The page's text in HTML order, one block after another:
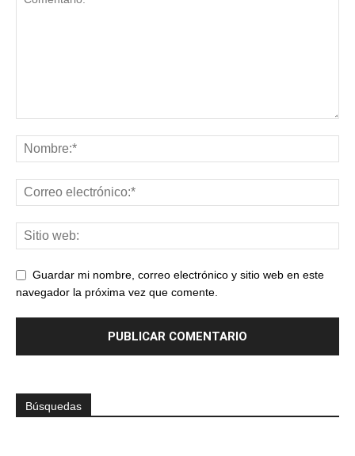
Guardar mi nombre, correo electrónico y sitio web en este
navegador la próxima vez que comente.
Búsquedas